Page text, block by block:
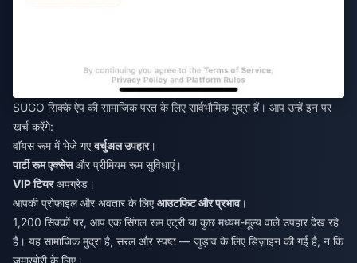
SUGO सिक्के ऐप की सामाजिक परत के लिए सार्वभौमिक मुद्रा हैं। आप उन्हें इन पर
खर्च करेंगे:
वॉयस रूम में भेजे गएवर्चुअल उपहार।
पार्टी रूम एक्सेसऔर प्रीमियम रूम सुविधाएं।
VIP टियरअपग्रेड।
आपकी प्रोफाइल और अवतार के लिए आउटफिट और प्रभाव।
1,200 सिक्कों पर, आप एक सिंगल रूम एंट्री या कुछ मध्यम-मूल्य वाले उपहार देख रहे
हैं। यह सामाजिक मुद्रा है, सरल और स्पष्ट — जुड़ाव के लिए डिज़ाइन की गई है, न कि
जमाखोरी के लिए।